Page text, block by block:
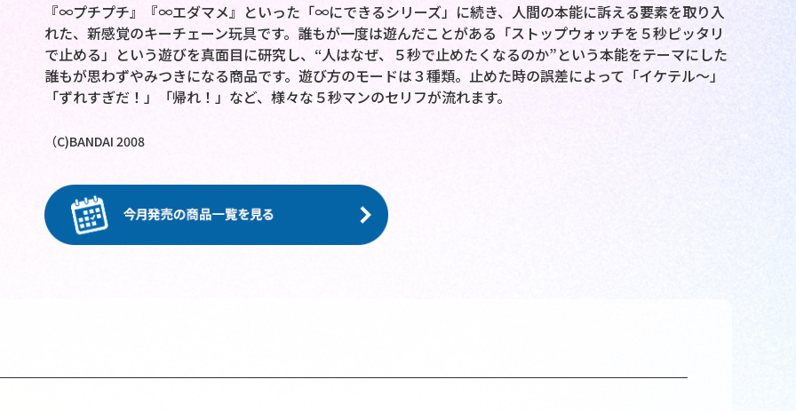
『∞プチプチ』『∞エダマメ』といった「∞にできるシリーズ」に続き、人間の本能に訴える要素を取り入
れた、新感覚のキーチェーン玩具です。誰もが一度は遊んだことがある「ストップウォッチを５秒ピッタリ
で止める」という遊びを真面目に研究し、“人はなぜ、５秒で止めたくなるのか”という本能をテーマにした
誰もが思わずやみつきになる商品です。遊び方のモードは３種類。止めた時の誤差によって「イケテル～」
「ずれすぎだ！」「帰れ！」など、様々な５秒マンのセリフが流れます。
（C)BANDAI 2008